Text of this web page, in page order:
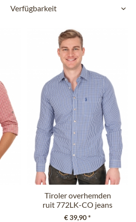
Tiroler overhemden
ruit 772LK-CO jeans
(Slim Fit)
€ 39,90 *